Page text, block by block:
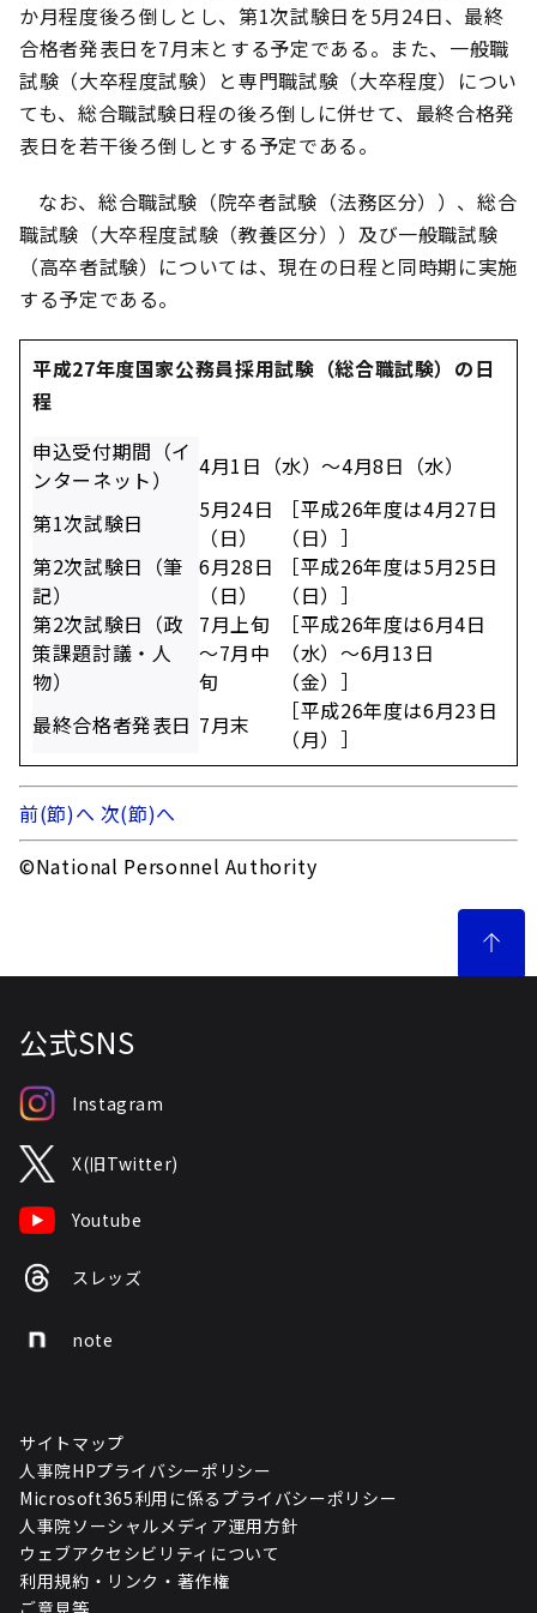
か月程度後ろ倒しとし、第1次試験日を5月24日、最終
合格者発表日を7月末とする予定である。また、一般職
試験（大卒程度試験）と専門職試験（大卒程度）につい
ても、総合職試験日程の後ろ倒しに併せて、最終合格発
表日を若干後ろ倒しとする予定である。
なお、総合職試験（院卒者試験（法務区分））、総合
職試験（大卒程度試験（教養区分））及び一般職試験
（高卒者試験）については、現在の日程と同時期に実施
する予定である。
平成27年度国家公務員採用試験（総合職試験）の日
程
申込受付期間（イ
ンターネット）
4月1日（水）～4月8日（水）
第1次試験日
5月24日
（日）
［平成26年度は4月27日
（日）］
第2次試験日（筆
記）
6月28日
（日）
［平成26年度は5月25日
（日）］
第2次試験日（政
策課題討議・人
物）
7月上旬
～7月中
旬
［平成26年度は6月4日
（水）～6月13日
（金）］
最終合格者発表日 7月末
［平成26年度は6月23日
（月）］
前(節)へ 次(節)へ
©National Personnel Authority
公式SNS
Instagram
X(旧Twitter)
Youtube
スレッズ
note
サイトマップ
人事院HPプライバシーポリシー
Microsoft365利用に係るプライバシーポリシー
人事院ソーシャルメディア運用方針
ウェブアクセシビリティについて
利用規約・リンク・著作権